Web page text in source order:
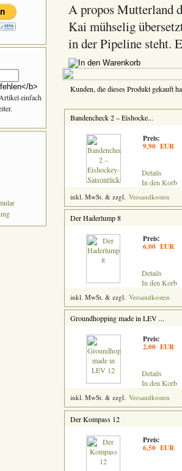
einfach
A propos Mutterland
Kai mühselig
in der Pipeline steht.
Kunden, die dieses Produkt gekauft
Bandencheck 2 – Eishocke...
Preis:
9,90 EUR
Details
In den Korb
inkl. MwSt. & zzgl. Versandkosten
Der Haderlump 8
Preis:
6,00 EUR
Details
In den Korb
inkl. MwSt. & zzgl. Versandkosten
Groundhopping made in LEV ...
Preis:
2,00 EUR
Details
In den Korb
inkl. MwSt. & zzgl. Versandkosten
Der Kompass 12
Preis:
6,50 EUR